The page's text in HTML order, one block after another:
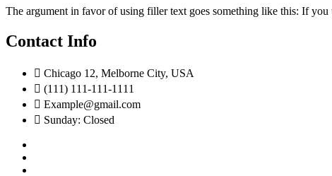
The argument in favor of using filler text goes something like this: If
Contact Info
Chicago 12, Melborne City, USA
(111) 111-111-1111
Example@gmail.com
Sunday: Closed